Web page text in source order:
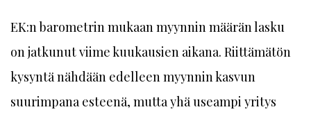
EK:n barometrin mukaan myynnin määrän lasku
on jatkunut viime kuukausien aikana. Riittämätön
kysyntä nähdään edelleen myynnin kasvun
suurimpana esteenä, mutta yhä useampi yritys